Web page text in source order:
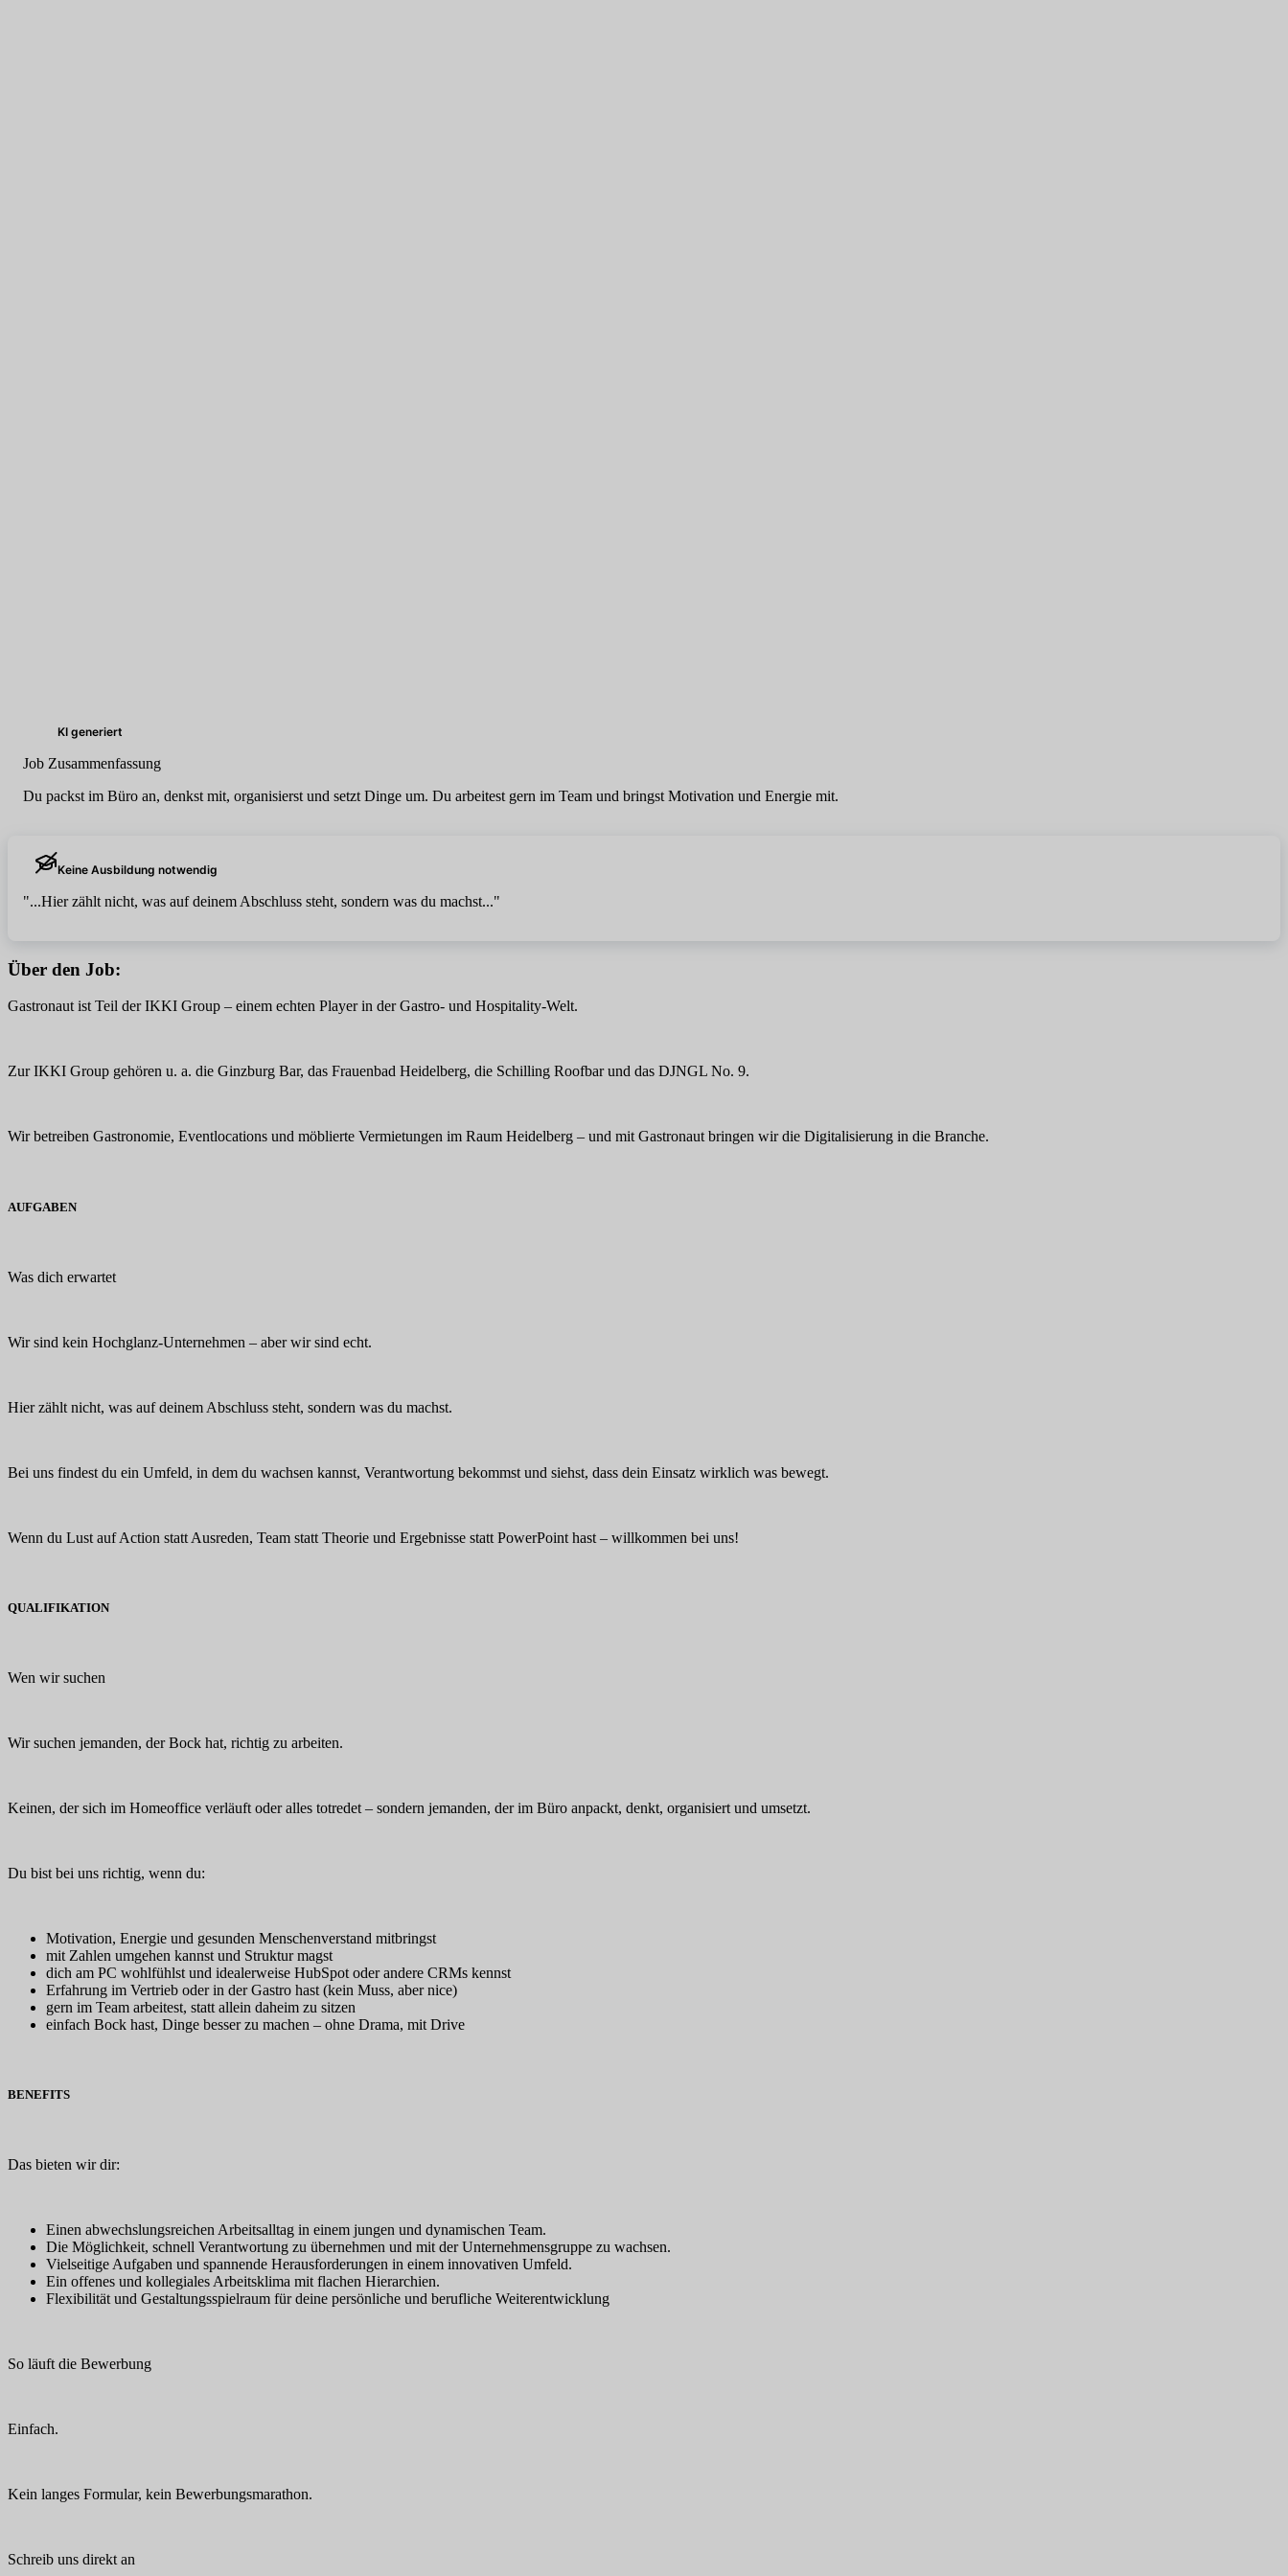
KI generiert
Job Zusammenfassung
Du packst im Büro an, denkst mit, organisierst und setzt Dinge um. Du arbeitest gern im Team und bringst Motivation und Energie mit.
Keine Ausbildung notwendig
"...Hier zählt nicht, was auf deinem Abschluss steht, sondern was du machst..."
Über den Job:
Gastronaut ist Teil der IKKI Group – einem echten Player in der Gastro- und Hospitality-Welt.
Zur IKKI Group gehören u. a. die Ginzburg Bar, das Frauenbad Heidelberg, die Schilling Roofbar und das DJNGL No. 9.
Wir betreiben Gastronomie, Eventlocations und möblierte Vermietungen im Raum Heidelberg – und mit Gastronaut bringen wir die Digitalisierung in die Branche.
AUFGABEN
Was dich erwartet
Wir sind kein Hochglanz-Unternehmen – aber wir sind echt.
Hier zählt nicht, was auf deinem Abschluss steht, sondern was du machst.
Bei uns findest du ein Umfeld, in dem du wachsen kannst, Verantwortung bekommst und siehst, dass dein Einsatz wirklich was bewegt.
Wenn du Lust auf Action statt Ausreden, Team statt Theorie und Ergebnisse statt PowerPoint hast – willkommen bei uns!
QUALIFIKATION
Wen wir suchen
Wir suchen jemanden, der Bock hat, richtig zu arbeiten.
Keinen, der sich im Homeoffice verläuft oder alles totredet – sondern jemanden, der im Büro anpackt, denkt, organisiert und umsetzt.
Du bist bei uns richtig, wenn du:
Motivation, Energie und gesunden Menschenverstand mitbringst
mit Zahlen umgehen kannst und Struktur magst
dich am PC wohlfühlst und idealerweise HubSpot oder andere CRMs kennst
Erfahrung im Vertrieb oder in der Gastro hast (kein Muss, aber nice)
gern im Team arbeitest, statt allein daheim zu sitzen
einfach Bock hast, Dinge besser zu machen – ohne Drama, mit Drive
BENEFITS
Das bieten wir dir:
Einen abwechslungsreichen Arbeitsalltag in einem jungen und dynamischen Team.
Die Möglichkeit, schnell Verantwortung zu übernehmen und mit der Unternehmensgruppe zu wachsen.
Vielseitige Aufgaben und spannende Herausforderungen in einem innovativen Umfeld.
Ein offenes und kollegiales Arbeitsklima mit flachen Hierarchien.
Flexibilität und Gestaltungsspielraum für deine persönliche und berufliche Weiterentwicklung
So läuft die Bewerbung
Einfach.
Kein langes Formular, kein Bewerbungsmarathon.
Schreib uns direkt an